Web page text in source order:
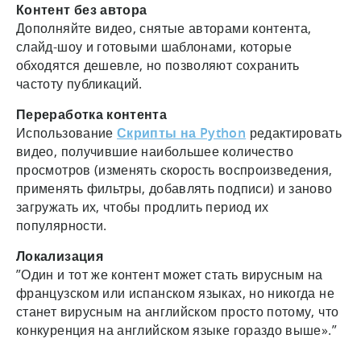
Контент без автора
Дополняйте видео, снятые авторами контента,
слайд-шоу и готовыми шаблонами, которые
обходятся дешевле, но позволяют сохранить
частоту публикаций.
Переработка контента
ИспользованиеСкрипты на Python редактировать
видео, получившие наибольшее количество
просмотров (изменять скорость воспроизведения,
применять фильтры, добавлять подписи) и заново
загружать их, чтобы продлить период их
популярности.
Локализация
”Один и тот же контент может стать вирусным на
французском или испанском языках, но никогда не
станет вирусным на английском просто потому, что
конкуренция на английском языке гораздо выше».”